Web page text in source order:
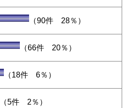
（90件 28％）
（66件 20％）
（18件 6％）
5件 2％）